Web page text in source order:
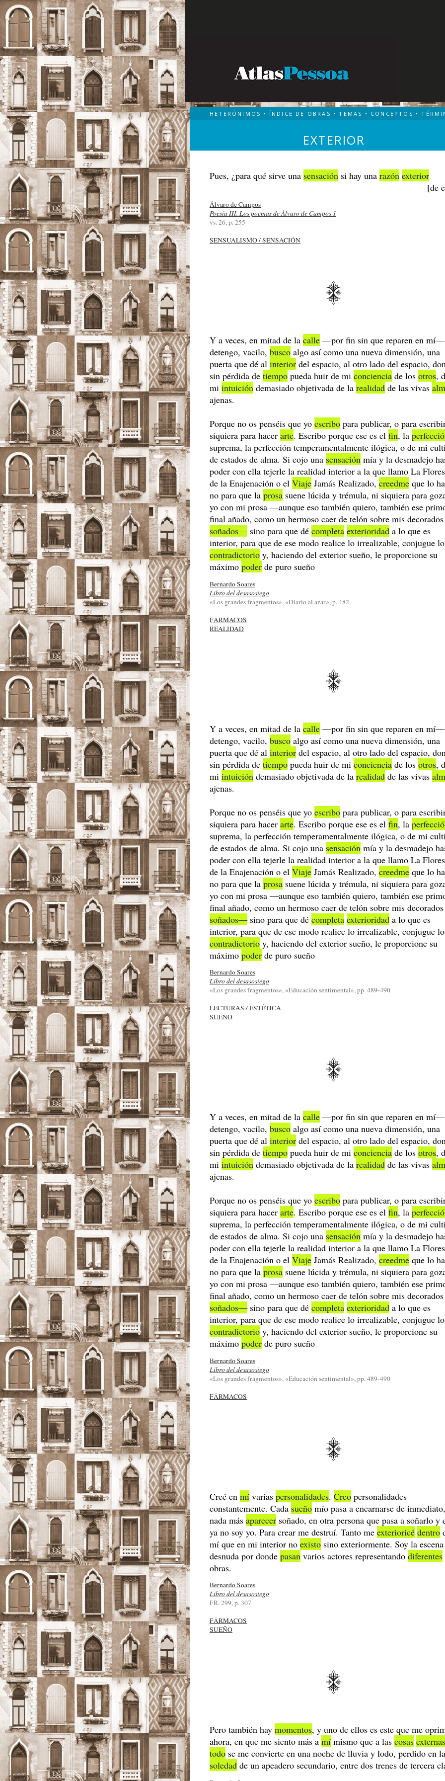
HETERÓNIMOS • ÍNDICE DE OBRAS •TEMAS • CONCEPTOS •
EXTERIOR
Pues, ¿para qué sirve una sensación si hay una razón exterior
[de
Álvaro de Campos
Poesía III. Los poemas de Álvaro de Campos 1
vs. 26, p. 255
SENSUALISMO / SENSACIÓN
Y a veces, en mitad de la calle―por fin sin que reparen en
detengo, vacilo, busco algo así como una nueva dimensión, una
puerta que dé al interior del espacio, al otro lado del espacio,
sin pérdida de tiempo pueda huir de mi conciencia de los otros,
mi intuición demasiado objetivada de la realidad de las vivas
ajenas.
Porque no os penséis que yo escribo para publicar, o para
siquiera para hacer arte. Escribo porque ese es el fin, la
suprema, la perfección temperamentalmente ilógica, o de mi
de estados de alma. Si cojo una sensación mía y la desmadejo
poder con ella tejerle la realidad interior a la que llamo La
de la Enajenación o el Viaje Jamás Realizado, creedme que lo
no para que la prosa suene lúcida y trémula, ni siquiera para
yo con mi prosa ―aunque eso también quiero, también ese
final añado, como un hermoso caer de telón sobre mis decorados
soñados―sino para que dé completa exterioridad a lo que es
interior, para que de ese modo realice lo irrealizable, conjugue lo
contradictorio y, haciendo del exterior sueño, le proporcione su
máximo poder de puro sueño
Bernardo Soares
Libro del desasosiego
«Los grandes fragmentos», «Diario al azar», p. 482
FÁRMACOS
REALIDAD
Y a veces, en mitad de la calle―por fin sin que reparen en
detengo, vacilo, busco algo así como una nueva dimensión, una
puerta que dé al interior del espacio, al otro lado del espacio,
sin pérdida de tiempo pueda huir de mi conciencia de los otros,
mi intuición demasiado objetivada de la realidad de las vivas
ajenas.
Porque no os penséis que yo escribo para publicar, o para
siquiera para hacer arte. Escribo porque ese es el fin, la
suprema, la perfección temperamentalmente ilógica, o de mi
de estados de alma. Si cojo una sensación mía y la desmadejo
poder con ella tejerle la realidad interior a la que llamo La
de la Enajenación o el Viaje Jamás Realizado, creedme que lo
no para que la prosa suene lúcida y trémula, ni siquiera para
yo con mi prosa ―aunque eso también quiero, también ese
final añado, como un hermoso caer de telón sobre mis decorados
soñados―sino para que dé completa exterioridad a lo que es
interior, para que de ese modo realice lo irrealizable, conjugue lo
contradictorio y, haciendo del exterior sueño, le proporcione su
máximo poder de puro sueño
Bernardo Soares
Libro del desasosiego
«Los grandes fragmentos», «Educación sentimental», pp. 489-490
LECTURAS / ESTÉTICA
SUEÑO
Y a veces, en mitad de la calle―por fin sin que reparen en
detengo, vacilo, busco algo así como una nueva dimensión, una
puerta que dé al interior del espacio, al otro lado del espacio,
sin pérdida de tiempo pueda huir de mi conciencia de los otros,
mi intuición demasiado objetivada de la realidad de las vivas
ajenas.
Porque no os penséis que yo escribo para publicar, o para
siquiera para hacer arte. Escribo porque ese es el fin, la
suprema, la perfección temperamentalmente ilógica, o de mi
de estados de alma. Si cojo una sensación mía y la desmadejo
poder con ella tejerle la realidad interior a la que llamo La
de la Enajenación o el Viaje Jamás Realizado, creedme que lo
no para que la prosa suene lúcida y trémula, ni siquiera para
yo con mi prosa ―aunque eso también quiero, también ese
final añado, como un hermoso caer de telón sobre mis decorados
soñados―sino para que dé completa exterioridad a lo que es
interior, para que de ese modo realice lo irrealizable, conjugue lo
contradictorio y, haciendo del exterior sueño, le proporcione su
máximo poder de puro sueño
Bernardo Soares
Libro del desasosiego
«Los grandes fragmentos», «Educación sentimental», pp. 489-490
FÁRMACOS
Creé en mí varias personalidades. Creo personalidades
constantemente. Cada sueño mío pasa a encarnarse de inmediato,
nada más aparecer soñado, en otra persona que pasa a soñarlo y
ya no soy yo. Para crear me destruí. Tanto me exterioricé dentro
mí que en mi interior no existo sino exteriormente. Soy la escena
desnuda por donde pasan varios actores representando diferentes
obras.
Bernardo Soares
Libro del desasosiego
FR. 299, p. 307
FÁRMACOS
SUEÑO
Pero también hay momentos, y uno de ellos es este que me
ahora, en que me siento más a mí mismo que a las cosas externas
todo se me convierte en una noche de lluvia y lodo, perdido en la
soledad de un apeadero secundario, entre dos trenes de tercera